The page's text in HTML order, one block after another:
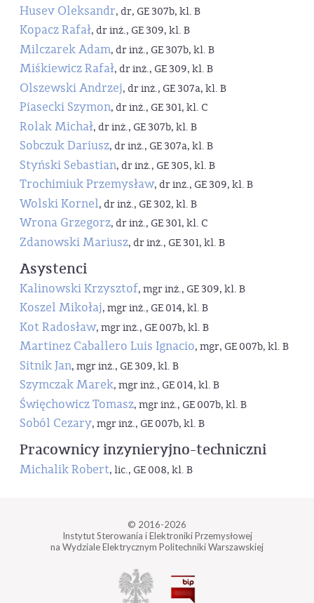
Husev Oleksandr, dr, GE 307b, kl. B
Kopacz Rafał, dr inż., GE 309, kl. B
Milczarek Adam, dr inż., GE 307b, kl. B
Miśkiewicz Rafał, dr inż., GE 309, kl. B
Olszewski Andrzej, dr inż., GE 307a, kl. B
Piasecki Szymon, dr inż., GE 301, kl. C
Rolak Michał, dr inż., GE 307b, kl. B
Sobczuk Dariusz, dr inż., GE 307a, kl. B
Styński Sebastian, dr inż., GE 305, kl. B
Trochimiuk Przemysław, dr inż., GE 309, kl. B
Wolski Kornel, dr inż., GE 302, kl. B
Wrona Grzegorz, dr inż., GE 301, kl. C
Zdanowski Mariusz, dr inż., GE 301, kl. B
Asystenci
Kalinowski Krzysztof, mgr inż., GE 309, kl. B
Koszel Mikołaj, mgr inż., GE 014, kl. B
Kot Radosław, mgr inż., GE 007b, kl. B
Martinez Caballero Luis Ignacio, mgr, GE 007b, kl. B
Sitnik Jan, mgr inż., GE 309, kl. B
Szymczak Marek, mgr inż., GE 014, kl. B
Święchowicz Tomasz, mgr inż., GE 007b, kl. B
Soból Cezary, mgr inż., GE 007b, kl. B
Pracownicy inzynieryjno-techniczni
Michalik Robert, lic., GE 008, kl. B
© 2016-2026
Instytut Sterowania i Elektroniki Przemysłowej
na Wydziale Elektrycznym Politechniki Warszawskiej